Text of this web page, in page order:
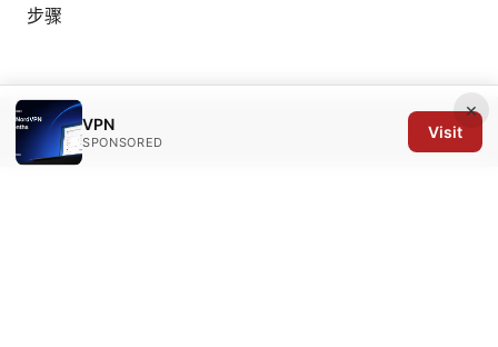
步骤
×
VPN
SPONSORED
Visit
© 2026 Arrow Review Ltd. All rights reserved.